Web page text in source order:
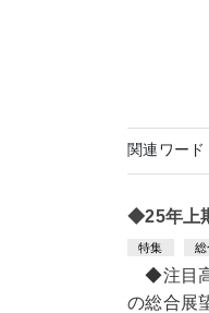
関連ワード
◆25年上
特集 総
◆注目高
の総合展